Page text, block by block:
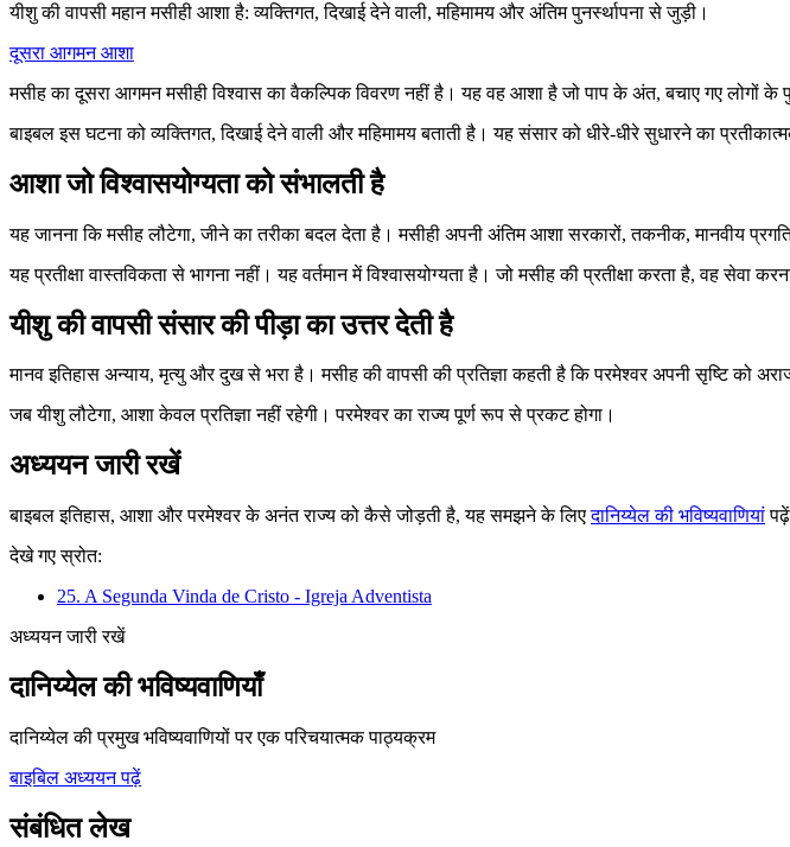
यीशु की वापसी महान मसीही आशा है: व्यक्तिगत, दिखाई देने वाली, महिमामय और अंतिम पुनर्स्थापना से जुड़ी।
दूसरा आगमनआशा
मसीह का दूसरा आगमन मसीही विश्वास का वैकल्पिक विवरण नहीं है। यह वह आशा है जो पाप के अंत, बचाए गए
बाइबल इस घटना को व्यक्तिगत, दिखाई देने वाली और महिमामय बताती है। यह संसार को धीरे-धीरे सुधारने का
आशा जो विश्वासयोग्यता को संभालती है
यह जानना कि मसीह लौटेगा, जीने का तरीका बदल देता है। मसीही अपनी अंतिम आशा सरकारों, तकनीक, मानवीय
यह प्रतीक्षा वास्तविकता से भागना नहीं। यह वर्तमान में विश्वासयोग्यता है। जो मसीह की प्रतीक्षा करता है, वह सेवा
यीशु की वापसी संसार की पीड़ा का उत्तर देती है
मानव इतिहास अन्याय, मृत्यु और दुख से भरा है। मसीह की वापसी की प्रतिज्ञा कहती है कि परमेश्वर अपनी सृष्टि को
जब यीशु लौटेगा, आशा केवल प्रतिज्ञा नहीं रहेगी। परमेश्वर का राज्य पूर्ण रूप से प्रकट होगा।
अध्ययन जारी रखें
बाइबल इतिहास, आशा और परमेश्वर के अनंत राज्य को कैसे जोड़ती है, यह समझने के लिएदानिय्येल की भविष्यवाणियां
देखे गए स्रोत:
25. A Segunda Vinda de Cristo - Igreja Adventista
अध्ययन जारी रखें
दानिय्येल की भविष्यवाणियाँ
दानिय्येल की प्रमुख भविष्यवाणियों पर एक परिचयात्मक पाठ्यक्रम
बाइबिल अध्ययन पढ़ें
संबंधित लेख